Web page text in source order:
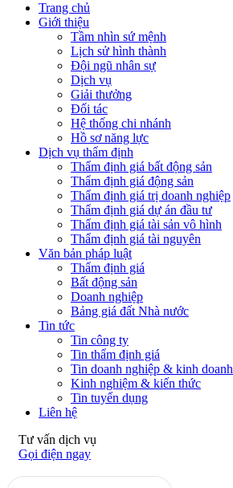
Trang chủ
Giới thiệu
Tầm nhìn sứ mệnh
Lịch sử hình thành
Đội ngũ nhân sự
Dịch vụ
Giải thưởng
Đối tác
Hệ thống chi nhánh
Hồ sơ năng lực
Dịch vụ thẩm định
Thẩm định giá bất động sản
Thẩm định giá động sản
Thẩm định giá trị doanh nghiệp
Thẩm định giá dự án đầu tư
Thẩm định giá tài sản vô hình
Thẩm định giá tài nguyên
Văn bản pháp luật
Thẩm định giá
Bất động sản
Doanh nghiệp
Bảng giá đất Nhà nước
Tin tức
Tin công ty
Tin thẩm định giá
Tin doanh nghiệp & kinh doanh
Kinh nghiệm & kiến thức
Tin tuyển dụng
Liên hệ
Tư vấn dịch vụ
Gọi điện ngay